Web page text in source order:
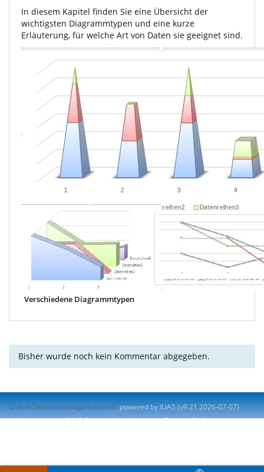
In diesem Kapitel finden Sie eine Übersicht der
wichtigsten Diagrammtypen und eine kurze
Erläuterung, für welche Art von Daten sie geeignet sind.
Verschiedene Diagrammtypen
Bisher wurde noch kein Kommentar abgegeben.
Link in Zwischenablage kopieren powered by ILIAS (v9.21 2026-07-07)
Impressum
ILIAS-Support kontaktieren
Barrierefreiheit